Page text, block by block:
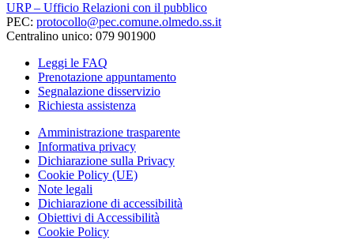
URP – Ufficio Relazioni con il pubblico
PEC: protocollo@pec.comune.olmedo.ss.it
Centralino unico: 079 901900
Leggi le FAQ
Prenotazione appuntamento
Segnalazione disservizio
Richiesta assistenza
Amministrazione trasparente
Informativa privacy
Dichiarazione sulla Privacy
Cookie Policy (UE)
Note legali
Dichiarazione di accessibilità
Obiettivi di Accessibilità
Cookie Policy